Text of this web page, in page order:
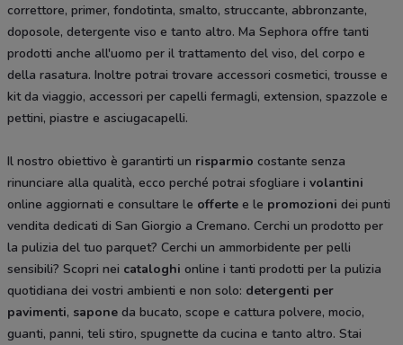
correttore, primer, fondotinta, smalto, struccante, abbronzante,
doposole, detergente viso e tanto altro. Ma Sephora offre tanti
prodotti anche all'uomo per il trattamento del viso, del corpo e
della rasatura. Inoltre potrai trovare accessori cosmetici, trousse e
kit da viaggio, accessori per capelli fermagli, extension, spazzole e
pettini, piastre e asciugacapelli.
Il nostro obiettivo è garantirti un risparmio costante senza
rinunciare alla qualità, ecco perché potrai sfogliare i volantini
online aggiornati e consultare le offerte e le promozioni dei punti
vendita dedicati di San Giorgio a Cremano. Cerchi un prodotto per
la pulizia del tuo parquet? Cerchi un ammorbidente per pelli
sensibili? Scopri nei cataloghi online i tanti prodotti per la pulizia
quotidiana dei vostri ambienti e non solo: detergenti per
pavimenti, sapone da bucato, scope e cattura polvere, mocio,
guanti, panni, teli stiro, spugnette da cucina e tanto altro. Stai